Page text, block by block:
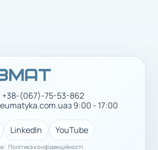
+38-(067)-75-53-862
з 9:00 - 17:00
LinkedIn YouTube
Політика конфіденційності